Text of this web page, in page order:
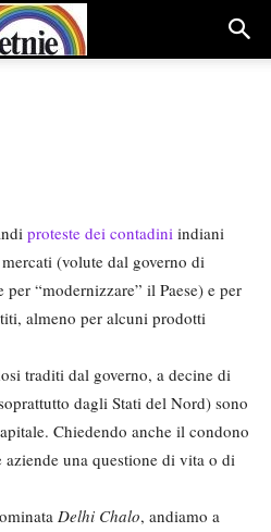
proteste dei contadini indiani
(volute dal governo di
“modernizzare” il Paese) e per
almeno per alcuni prodotti
traditi dal governo, a decine di
dagli Stati del Nord) sono
Chiedendo anche il condono
una questione di vita o di
Delhi Chalo, andiamo a